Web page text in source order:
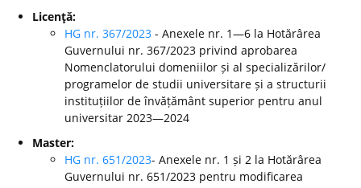
Licenţă:
HG nr. 367/2023 - Anexele nr. 1—6 la Hotărârea
Guvernului nr. 367/2023 privind aprobarea
Nomenclatorului domeniilor și al specializărilor/
programelor de studii universitare și a structurii
instituțiilor de învățământ superior pentru anul
universitar 2023—2024
Master:
HG nr. 651/2023- Anexele nr. 1 și 2 la Hotărârea
Guvernului nr. 651/2023 pentru modificarea